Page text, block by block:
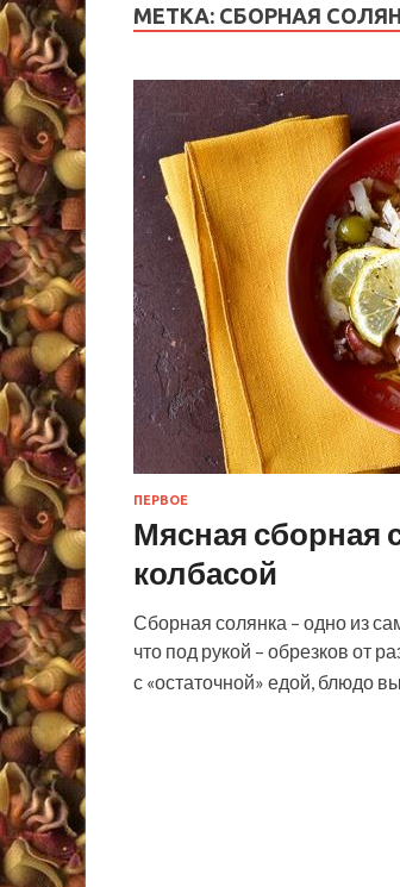
МЕТКА: СБОРНАЯ
ПЕРВОЕ
Мясная сборная
колбасой
Сборная солянка – одно из
что под рукой – обрезков от
с «остаточной» едой, блюдо